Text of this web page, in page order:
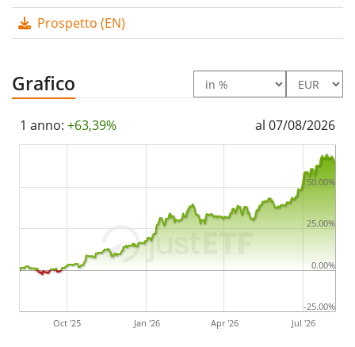
pari a 2 mln di Euro
Prospetto (EN)
Grafico
1 anno: +63,39% al 07/08/2026
Oct '25 Jan '26 Apr '26 Jul '26
-25.00%
0.00%
25.00%
50.00%